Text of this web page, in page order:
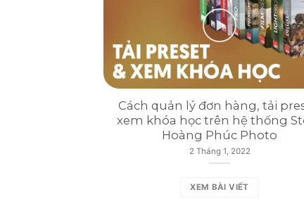
Cách quản lý đơn hàng, tải
xem khóa học trên hệ thống
Hoàng Phúc Photo
2 Tháng 1, 2022
XEM BÀI VIẾT